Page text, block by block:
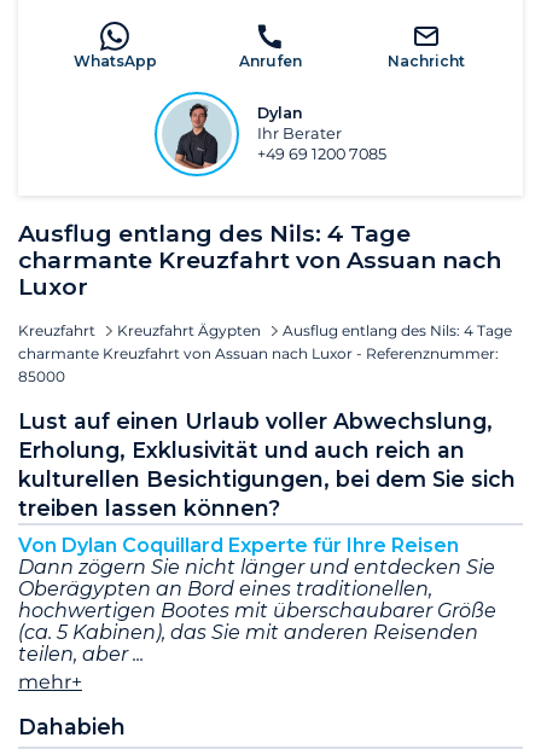
Ausflug entlang des Nils: 4 Tage
charmante Kreuzfahrt von Assuan nach
Luxor
Kreuzfahrt Kreuzfahrt Ägypten
Ausflug entlang des Nils: 4 Tage
charmante Kreuzfahrt von Assuan nach Luxor - Referenznummer:
85000
Lust auf einen Urlaub voller Abwechslung,
Erholung, Exklusivität und auch reich an
kulturellen Besichtigungen, bei dem Sie sich
treiben lassen können?
Von Dylan Coquillard Experte für Ihre Reisen
Dann zögern Sie nicht länger und entdecken Sie
Oberägypten an Bord eines traditionellen,
hochwertigen Bootes mit überschaubarer Größe
(ca. 5 Kabinen), das Sie mit anderen Reisenden
teilen, aber
mehr+
Dahabieh
WhatsApp Anrufen Nachricht
Dylan
Ihr Berater
+49 69 1200 7085